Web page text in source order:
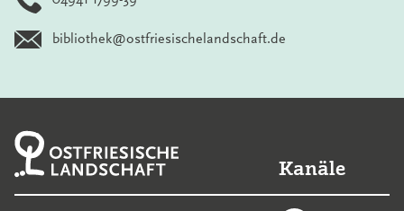
bibliothek@ostfriesischelandschaft.de
Kanäle